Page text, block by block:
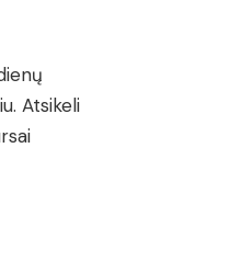
Atsikeli